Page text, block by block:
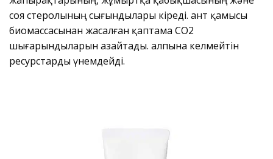
соя стеролының сығындылары кіреді. Қант қамысы
биомассасынан жасалған қаптама CO2
шығарындыларын азайтады. Қалпына келмейтін
ресурстарды үнемдейді.